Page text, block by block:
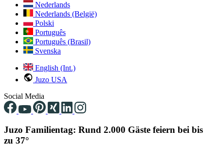
Nederlands
Nederlands (België)
Polski
Português
Português (Brasil)
Svenska
English (Int.)
Juzo USA
Social Media
Juzo Familientag: Rund 2.000 Gäste feiern bei bis
zu 37°